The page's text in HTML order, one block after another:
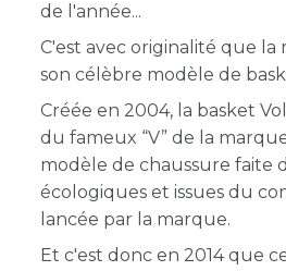
de l'année...
C'est avec originalité que la
son célèbre modèle de
Créée en 2004, la basket
du fameux “V” de la
modèle de chaussure faite
écologiques et issues du
lancée par la marque.
Et c'est donc en 2014 que